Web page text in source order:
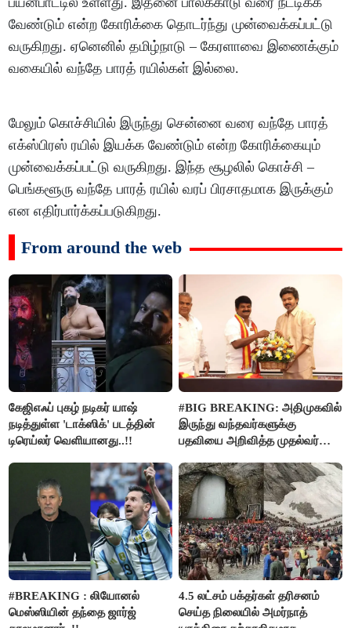
வேண்டும் என்ற கோரிக்கை தொடர்ந்து முன்வைக்கப்பட்டு
வருகிறது. ஏனெனில் தமிழ்நாடு – கேரளாவை இணைக்கும்
வகையில் வந்தே பாரத் ரயில்கள் இல்லை.
மேலும் கொச்சியில் இருந்து சென்னை வரை வந்தே பாரத்
எக்ஸ்பிரஸ் ரயில் இயக்க வேண்டும் என்ற கோரிக்கையும்
முன்வைக்கப்பட்டு வருகிறது. இந்த சூழலில் கொச்சி –
பெங்களூரு வந்தே பாரத் ரயில் வரப் பிரசாதமாக இருக்கும்
என எதிர்பார்க்கப்படுகிறது.
From around the web
கேஜிஎஃப் புகழ் நடிகர் யாஷ்
நடித்துள்ள 'டாக்‌ஸிக்' படத்தின்
டிரெய்லர் வெளியானது..!!
#BIG BREAKING: அதிமுகவில்
இருந்து வந்தவர்களுக்கு
பதவியை அறிவித்த முதல்வர்
#BREAKING : லியோனல்
மெஸ்ஸியின் தந்தை ஜார்ஜ்
4.5 லட்சம் பக்தர்கள் தரிசனம்
செய்த நிலையில் அமர்நாத்